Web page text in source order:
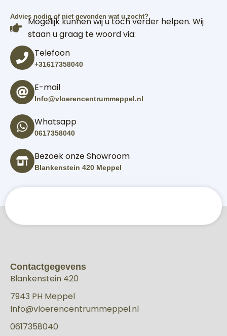
Advies nodig of niet gevonden wat u zocht?
Mogelijk kunnen wij u toch verder helpen. Wij
staan u graag te woord via:
Telefoon
+31617358040
E-mail
Info@vloerencentrummeppel.nl
Whatsapp
0617358040
Bezoek onze Showroom
Blankenstein 420 Meppel
Contactgegevens
Blankenstein 420
7943 PH Meppel
Info@vloerencentrummeppel.nl
0617358040